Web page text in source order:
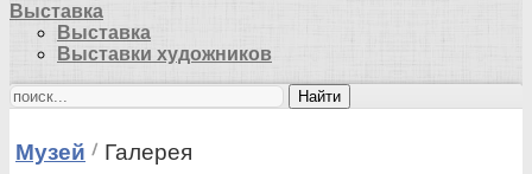
Выставка
Выставка
Выставки художников
Найти
Музей Галерея